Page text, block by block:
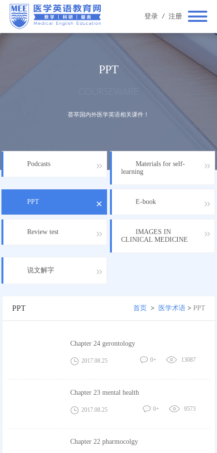
登录 / 注册
COURSEWARE
PPT
荟萃国内外医学英语相关课件！
Podcasts
Materials for self-
learning
PPT E-book
Review test
IMAGES IN
CLINICAL MEDICINE
说文解字
PPT 首页 > 医学术语> PPT
Chapter 24 gerontology
2017.08.25 13087
0+
Chapter 23 mental health
2017.08.25 9573
0+
Chapter 22 pharmocolgy